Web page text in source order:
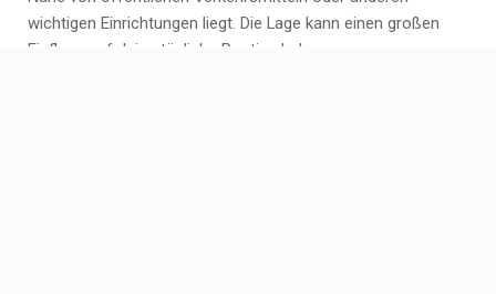
wichtigen Einrichtungen liegt. Die Lage kann einen großen
Einfluss auf deine tägliche Routine haben.